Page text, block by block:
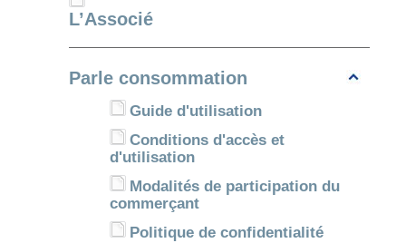
L’Associé
Parle consommation
Guide d'utilisation
Conditions d'accès et
d'utilisation
Modalités de participation du
commerçant
Politique de confidentialité